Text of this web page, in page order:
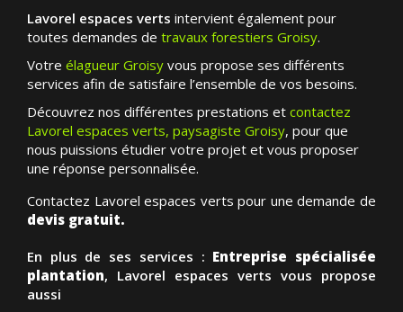
Lavorel espaces verts intervient également pour
toutes demandes de travaux forestiers Groisy.
Votre élagueur Groisy vous propose ses différents
services afin de satisfaire l’ensemble de vos besoins.
Découvrez nos différentes prestations et contactez
Lavorel espaces verts, paysagiste Groisy, pour que
nous puissions étudier votre projet et vous proposer
une réponse personnalisée.
Contactez Lavorel espaces verts pour une demande de
devis gratuit.
En plus de ses services : Entreprise spécialisée
plantation, Lavorel espaces verts vous propose
aussi